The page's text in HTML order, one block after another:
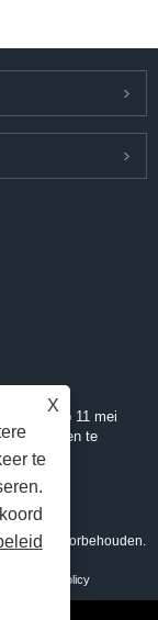
X
te
op 11 mei
en diensten te
rechten voorbehouden.
Privacy Policy